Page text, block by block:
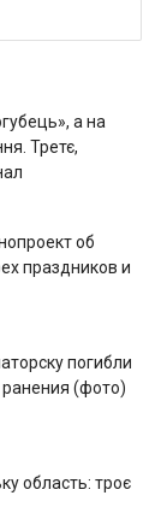
а на
Третє,
об
праздников и
погибли
(фото)
область: троє